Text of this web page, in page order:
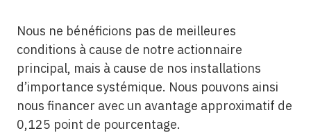
Nous ne bénéficions pas de meilleures
conditions à cause de notre actionnaire
principal, mais à cause de nos installations
d’importance systémique. Nous pouvons ainsi
nous financer avec un avantage approximatif de
0,125 point de pourcentage.